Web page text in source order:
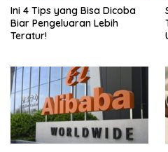
Ini 4 Tips yang Bisa Dicoba
Biar Pengeluaran Lebih
Teratur!